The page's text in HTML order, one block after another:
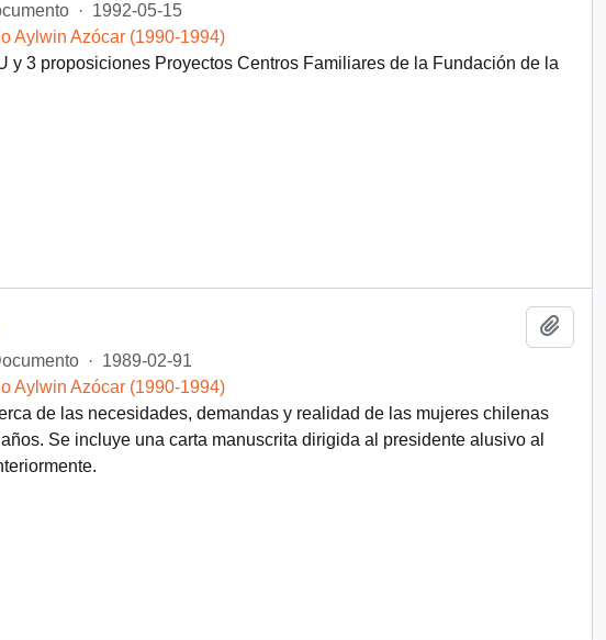
· 1992-05-15
Aylwin Azócar (1990-1994)
y 3 proposiciones Proyectos Centros Familiares de la Fundación de la
· 1989-02-91
Aylwin Azócar (1990-1994)
de las necesidades, demandas y realidad de las mujeres chilenas
Se incluye una carta manuscrita dirigida al presidente alusivo al